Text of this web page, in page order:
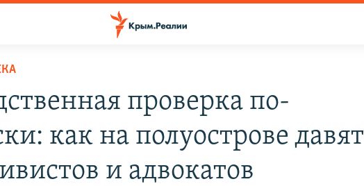
проверка по-
как на полуострове давят
и адвокатов